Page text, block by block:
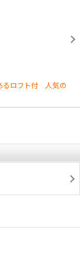
ロフト付 人気の